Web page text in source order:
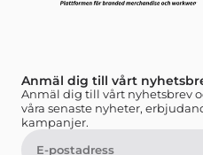
Anmäl dig till vårt
Anmäl dig till vårt nyhetsbrev
våra senaste nyheter,
kampanjer.